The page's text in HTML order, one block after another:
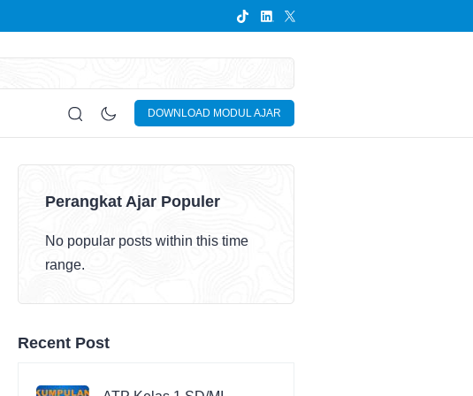
DOWNLOAD MODUL AJAR
Perangkat Ajar Populer
No popular posts within this time
range.
Recent Post